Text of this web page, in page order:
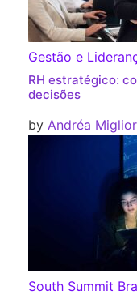
Gestão e
RH estratégico:
decisões
by Andréa
South Summit